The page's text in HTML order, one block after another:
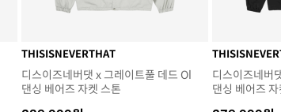
THISISNEVERTHAT
디스이즈네버댓 x 그레이트풀 데드 Ol
댄싱 베어즈 자켓 스톤
디스이즈네버
댄싱 베어즈